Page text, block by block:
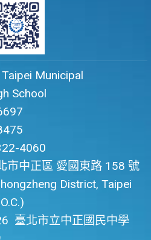
Taipei Municipal
School
4060
市中正區 愛國東路 158 號
District, Taipei
臺北市立中正國民中學